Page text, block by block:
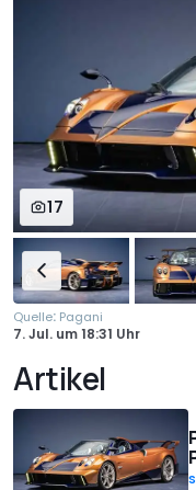
17
Quelle: Pagani
7. Jul. um18:31 Uhr
Artikel